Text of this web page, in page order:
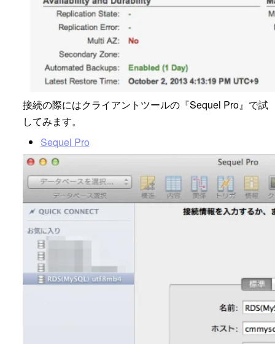
接続の際にはクライアントツールの『Sequel Pro』で試
してみます。
Sequel Pro